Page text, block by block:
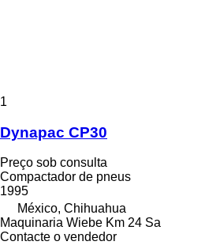
1
Dynapac CP30
Preço sob consulta
Compactador de pneus
1995
México, Chihuahua
Maquinaria Wiebe Km 24 Sa
Contacte o vendedor